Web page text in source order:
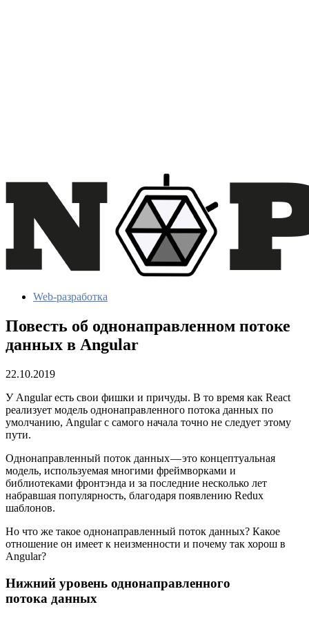
Web-разработка
Повесть об однонаправленном потоке
данных в Angular
22.10.2019
У Angular есть свои фишки и причуды. В то время как React
реализует модель однонаправленного потока данных по
умолчанию, Angular с самого начала точно не следует этому
пути.
Однонаправленный поток данных — это концептуальная
модель, используемая многими фреймворками и
библиотеками фронтэнда и за последние несколько лет
набравшая популярность, благодаря появлению Redux
шаблонов.
Но что же такое однонаправленный поток данных? Какое
отношение он имеет к неизменности и почему так хорош в
Angular?
Нижний уровень однонаправленного
потока данных